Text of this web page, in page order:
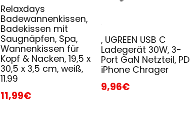
Relaxdays
Badewannenkissen,
Badekissen mit
Saugnäpfen, Spa,
Wannenkissen für
Kopf & Nacken, 19,5 x
30,5 x 3,5 cm, weiß,
11.99
11,99€
, UGREEN USB C
Ladegerät 30W, 3-
Port GaN Netzteil, PD
iPhone Chrager
9,96€